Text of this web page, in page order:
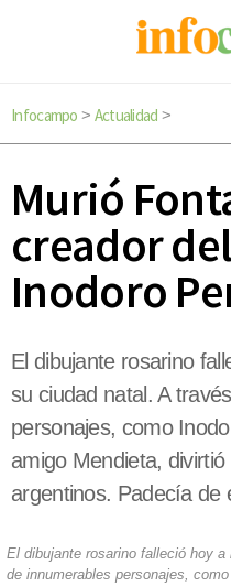
Infocampo > Actualidad >
Murió
creador
Inodoro
El dibujante rosarino
su ciudad natal. A
personajes, como
amigo Mendieta,
argentinos. Padecía de
El dibujante rosarino falleció hoy
de innumerables personajes,